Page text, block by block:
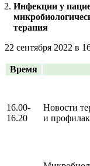
Инфекции у
терапия
22 сентября 2022
Время
16.00-
16.20
Новости
и